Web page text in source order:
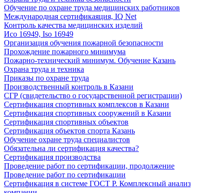
Обучение по охране труда медицинских работников
Международная сертификаяция, IQ Net
Контроль качества медицинских изделий
Исо 16949, Iso 16949
Организация обучения пожарной безопасности
Прохождение пожарного минимума
Пожарно-технический минимум. Обучение Казань
Охрана труда и техника
Приказы по охране труда
Производственный контроль в Казани
СГР (свидетельство о государственной регистрации)
Сертификация спортивных комплексов в Казани
Сертификация спортивных сооружений в Казани
Сертификация спортивных объектов
Сертификация объектов спорта Казань
Обучение охране труда специалистов
Обязательна ли сертификация качества?
Сертификация производства
Проведение работ по сертификации, продолжение
Проведение работ по сертификации
Сертификация в системе ГОСТ Р. Комплексный анализ